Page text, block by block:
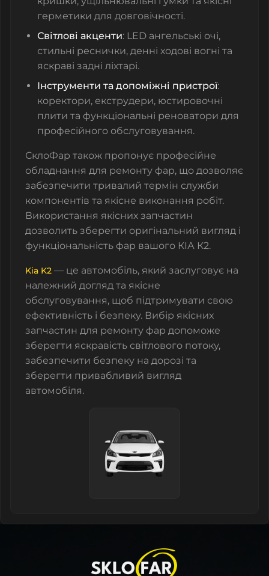
герметики для довговічності.
Світлові акценти: LED ангельські очі,
стильні реснички, денні ходові вогні та
яскраві задні ліхтарі.
Інструменти та допоміжні пристрої:
коректори, екструдери, юстировочні
плити та функціональні реноватори для
професійного обслуговування.
СклоФар також пропонує професійне
обладнання для ремонту фар, що дозволяє
забезпечити тривалий термін служби
компонентів та якісне виконання робіт.
Використання якісних запчастин
дозволить зберегти оригінальний вигляд і
функціональність фар вашого КІА К2.
Kia K2 — це автомобіль, який заслуговує на
належний догляд та якісне
обслуговування, щоб підтримувати свою
ефективність і безпеку. Вибір якісних
запчастин для ремонту фар допоможе
зберегти яскравість світлового потоку,
забезпечити безпеку на дорозі та
зберегти привабливий вигляд
автомобіля.